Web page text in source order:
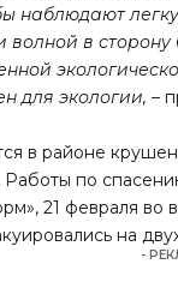
наблюдают
волной в
для экологии, –
в районе
Работы по
21 февраля во
на
-